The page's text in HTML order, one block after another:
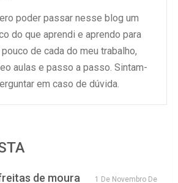
poder passar nesse blog um
do que aprendi e aprendo para
de cada do meu trabalho,
aulas e passo a passo. Sintam-
em caso de dúvida.
de moura 1 De Novembro De